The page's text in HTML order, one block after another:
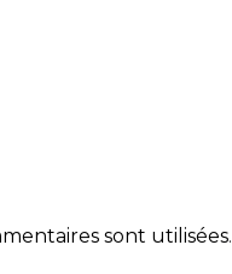
sont utilisées.